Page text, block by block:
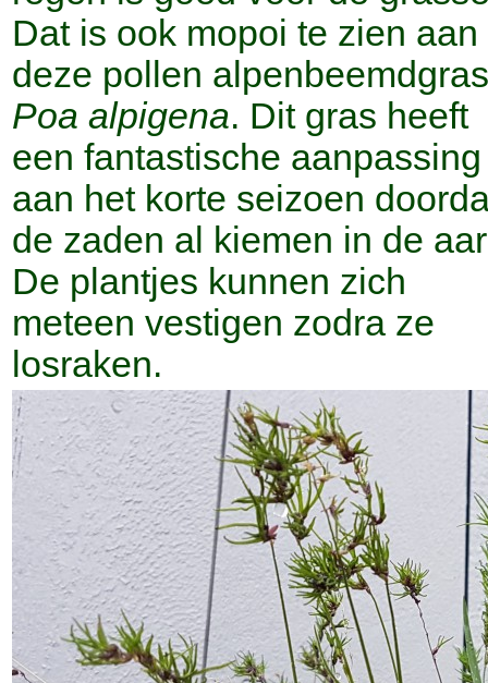
Dat is ook mopoi te zien aan
deze pollen alpenbeemdgras
Poa alpigena. Dit gras heeft
een fantastische aanpassing
aan het korte seizoen
de zaden al kiemen in de
De plantjes kunnen zich
meteen vestigen zodra ze
losraken.